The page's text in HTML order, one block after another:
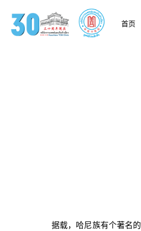
首页
据载，哈尼族有个著名